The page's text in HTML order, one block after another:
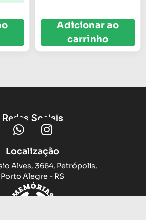
Adicionar ao
carrinho
Redes Sociais
Localização
Alves, 3664, Petrópolis,
Porto Alegre - RS